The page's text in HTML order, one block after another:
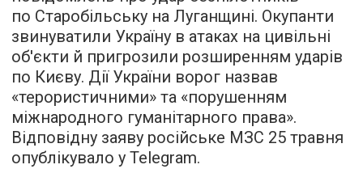
по Старобільську на Луганщині. Окупанти
звинуватили Україну в атаках на цивільні
об'єкти й пригрозили розширенням ударів
по Києву. Дії України ворог назвав
«терористичними» та «порушенням
міжнародного гуманітарного права».
Відповідну заяву російське МЗС 25 травня
опублікувало у Telegram.